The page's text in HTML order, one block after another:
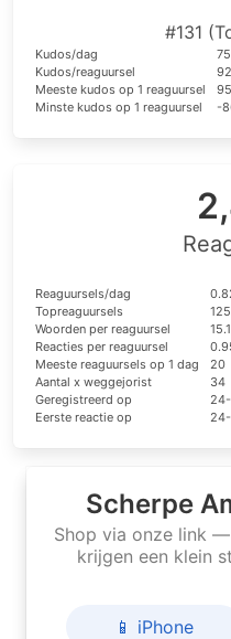
#131
Kudos/dag
Kudos/reaguursel
Meeste kudos op 1 reaguursel
Minste kudos op 1 reaguursel
-
Reaguursels/dag
Topreaguursels
125
Woorden per reaguursel
15.1
Reacties per reaguursel
Meeste reaguursels op 1 dag
20
Aantal x weggejorist
34
Geregistreerd op
Eerste reactie op
Scherpe
Shop via onze link
krijgen een klein
📱 iPhone